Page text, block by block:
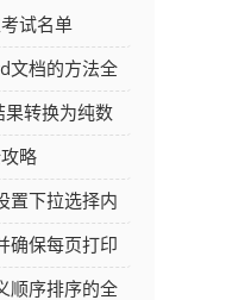
试名单
文档的方法全
果转换为纯数
略
置下拉选择内
确保每页打印
解
顺序排序的全